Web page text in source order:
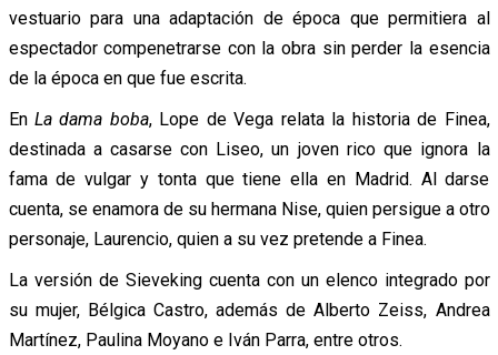
vestuario para una adaptación de época que permitiera al
espectador compenetrarse con la obra sin perder la esencia
de la época en que fue escrita.
En La dama boba, Lope de Vega relata la historia de Finea,
destinada a casarse con Liseo, un joven rico que ignora la
fama de vulgar y tonta que tiene ella en Madrid. Al darse
cuenta, se enamora de su hermana Nise, quien persigue a otro
personaje, Laurencio, quien a su vez pretende a Finea.
La versión de Sieveking cuenta con un elenco integrado por
su mujer, Bélgica Castro, además de Alberto Zeiss, Andrea
Martínez, Paulina Moyano e Iván Parra, entre otros.